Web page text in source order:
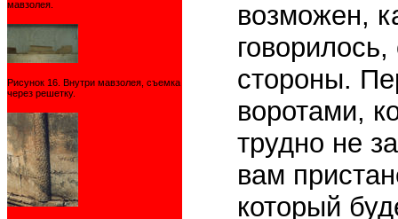
мавзолея.
Рисунок 16. Внутри мавзолея, съемка
через решетку.
возможен,
стороны.
воротами,
трудно не
вам
который